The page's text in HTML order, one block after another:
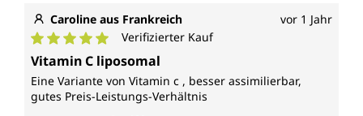
Caroline aus Frankreich vor 1 Jahr
Durchschnittliche Bewertung von 5 von 5 Sternen
Verifizierter Kauf
Vitamin C liposomal
Eine Variante von Vitamin c , besser assimilierbar,
gutes Preis-Leistungs-Verhältnis